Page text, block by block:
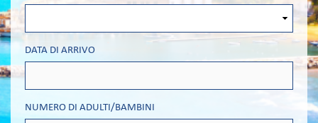
DATA DI ARRIVO
NUMERO DI ADULTI/BAMBINI